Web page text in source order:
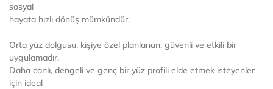
sosyal
hayata hızlı dönüş mümkündür.
Orta yüz dolgusu, kişiye özel planlanan, güvenli ve etkili bir
uygulamadır.
Daha canlı, dengeli ve genç bir yüz profili elde etmek isteyenler
için ideal